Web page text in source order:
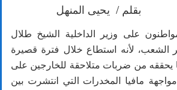
يحيى المنهل
على وزير الداخلية الشيخ طلال
الشعب، لأنه استطاع خلال فترة قصيرة
يحققه من ضربات متلاحقة للخارجين على
مافيا المخدرات التي انتشرت بين